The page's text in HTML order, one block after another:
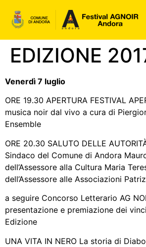
EDIZIONE
Venerdì 7 luglio
ORE 19.30 APERTURA FESTIVAL
musica noir dal vivo a cura di
Ensemble
ORE 20.30 SALUTO DELLE
Sindaco del Comune di Andora
dell’Assessore alla Cultura Maria
dell’Assessore alle Associazioni
a seguire Concorso Letterario AG
presentazione e premiazione dei
Edizione
UNA VITA IN NERO La storia di